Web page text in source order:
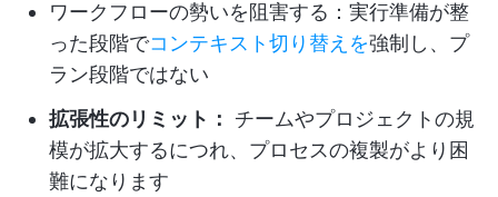
ワークフローの勢いを阻害する： 実行準備が整
った段階でコンテキスト切り替えを強制し、プ
ラン段階ではない
拡張性のリミット：
チームやプロジェクトの規
模が拡大するにつれ、プロセスの複製がより困
難になります